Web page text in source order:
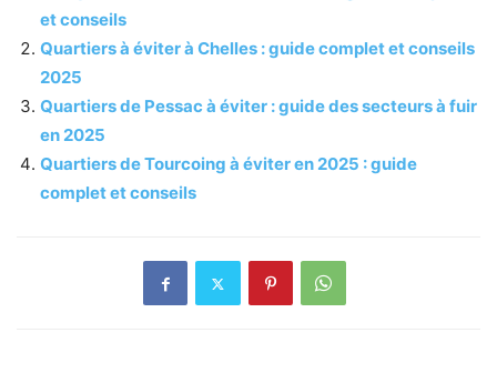
et conseils
Quartiers à éviter à Chelles : guide complet et conseils
2025
Quartiers de Pessac à éviter : guide des secteurs à fuir
en 2025
Quartiers de Tourcoing à éviter en 2025 : guide
complet et conseils